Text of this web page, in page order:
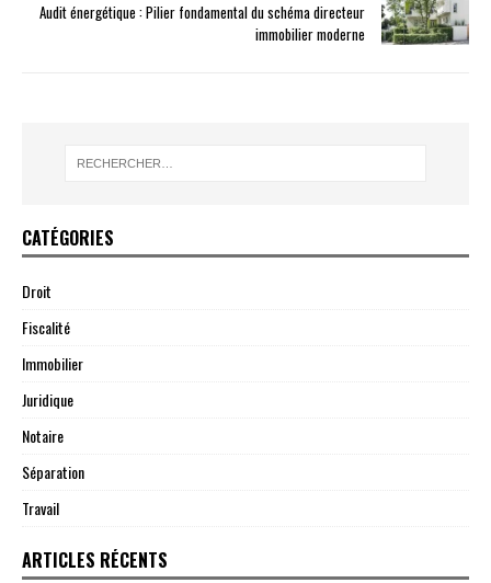
Audit énergétique : Pilier fondamental du schéma directeur
immobilier moderne
CATÉGORIES
Droit
Fiscalité
Immobilier
Juridique
Notaire
Séparation
Travail
ARTICLES RÉCENTS